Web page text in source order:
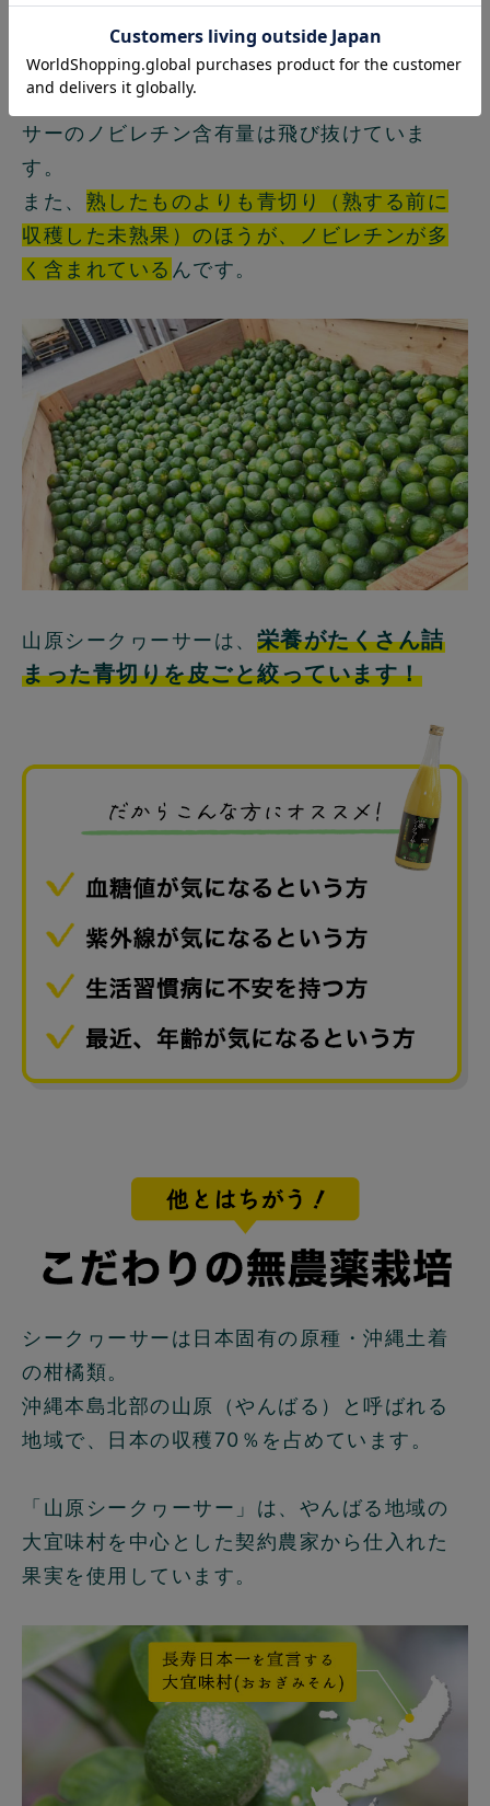
グラフで見ても分かるように、シークヮー
サーのノビレチン含有量は飛び抜けていま
す。
また、 熟したものよりも青切り（熟する前に
収穫した未熟果）のほうが、ノビレチンが多
く含まれている んです。
山原シークヮーサーは、 栄養がたくさん詰
まった青切りを皮ごと絞っています！
シークヮーサーは日本固有の原種・沖縄土着
の柑橘類。
沖縄本島北部の山原（やんばる）と呼ばれる
地域で、日本の収穫70％を占めています。
「山原シークヮーサー」は、やんばる地域の
大宜味村を中心とした契約農家から仕入れた
果実を使用しています。